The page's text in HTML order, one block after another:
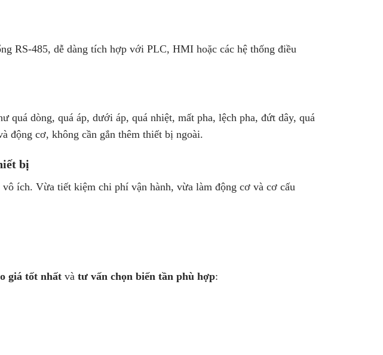
RS-485, dễ dàng tích hợp với PLC, HMI hoặc các hệ thống điều
quá dòng, quá áp, dưới áp, quá nhiệt, mất pha, lệch pha, đứt dây, quá
động cơ, không cần gắn thêm thiết bị ngoài.
bị
ích. Vừa tiết kiệm chi phí vận hành, vừa làm động cơ và cơ cấu
giá tốt nhất và tư vấn chọn biến tần phù hợp: